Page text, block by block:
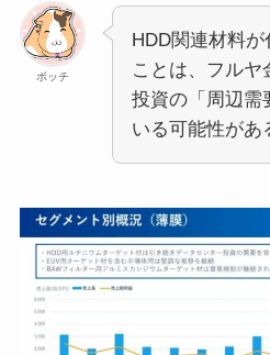
ボッチ
HDD関連材料が
ことは、フルヤ
投資の「周辺需
いる可能性があ